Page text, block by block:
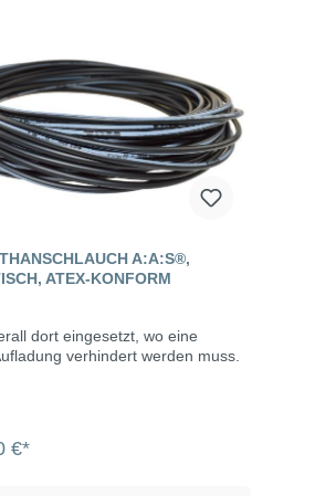
A:​A:​S®,
ATEX-KONFORM
dort eingesetzt, wo eine
verhindert werden muss.
€*